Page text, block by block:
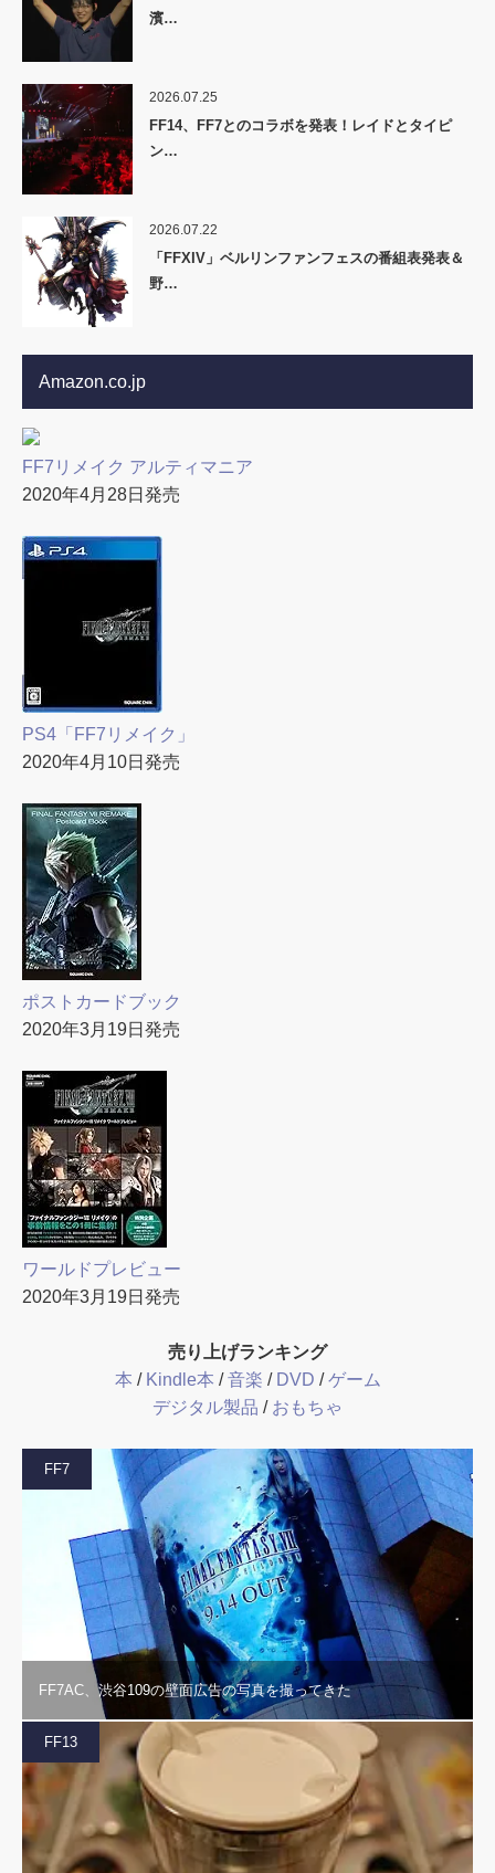
濱…
2026.07.25
FF14、FF7とのコラボを発表！レイドとタイピ
ン…
2026.07.22
「FFXIV」ベルリンファンフェスの番組表発表＆
野…
Amazon.co.jp
FF7リメイク アルティマニア
2020年4月28日発売
PS4「FF7リメイク」
2020年4月10日発売
ポストカードブック
2020年3月19日発売
ワールドプレビュー
2020年3月19日発売
売り上げランキング
本 / Kindle本 /音楽 / DVD /ゲーム
デジタル製品 / おもちゃ
FF7
FF7AC、渋谷109の壁面広告の写真を撮ってきた
FF13